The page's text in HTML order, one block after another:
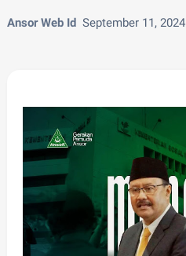
Ansor Web Id September 11, 2024